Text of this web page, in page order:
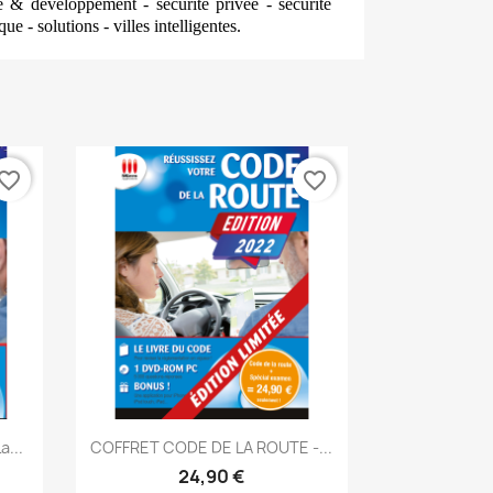
& développement - sécurité privée - sécurité
- solutions - villes intelligentes.
Aperçu rapide
COFFRET CODE DE LA ROUTE -...
24,90 €
favorite_border